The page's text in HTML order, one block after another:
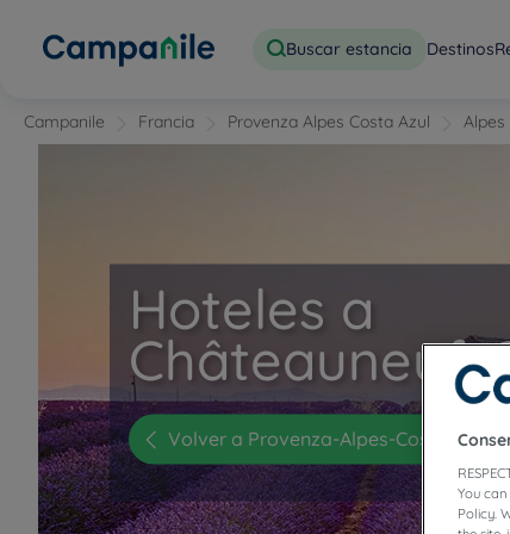
Buscar estancia Destinos
Campanile Francia Provenza Alpes Costa Azul
Hoteles a
Châteauneuf-
Volver a Provenza-Alpes-Costa Azul
You
Policy.